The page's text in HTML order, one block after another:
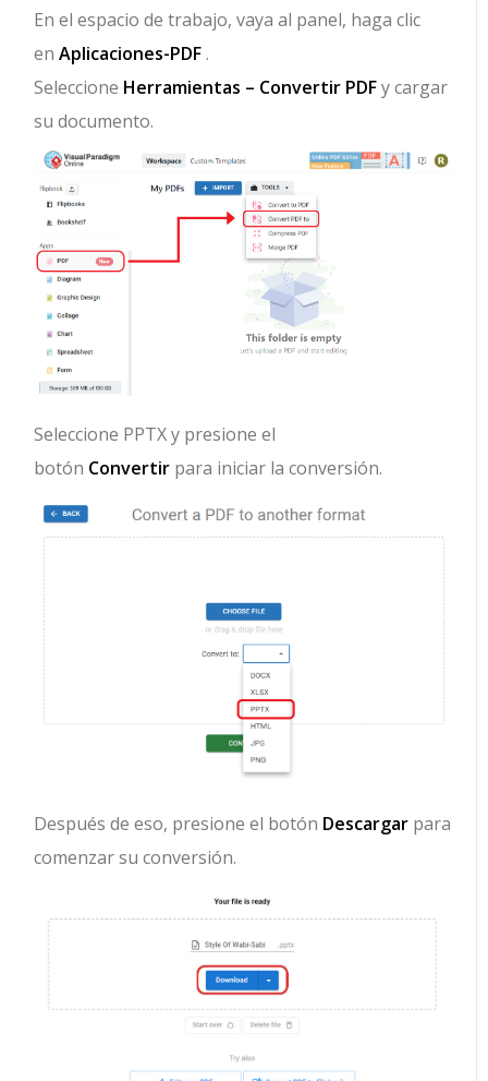
En el espacio de trabajo, vaya al panel, haga clic
enAplicaciones-PDF.
Seleccione Herramientas – Convertir PDFy cargar
su documento.
Seleccione PPTX y presione el
botón Convertir para iniciar la conversión.
Después de eso, presione el botón Descargar para
comenzar su conversión.